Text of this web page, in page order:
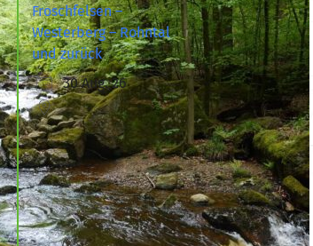
Froschfelsen –
Westerberg – Rohntal
und zurück
30 Aug. 26